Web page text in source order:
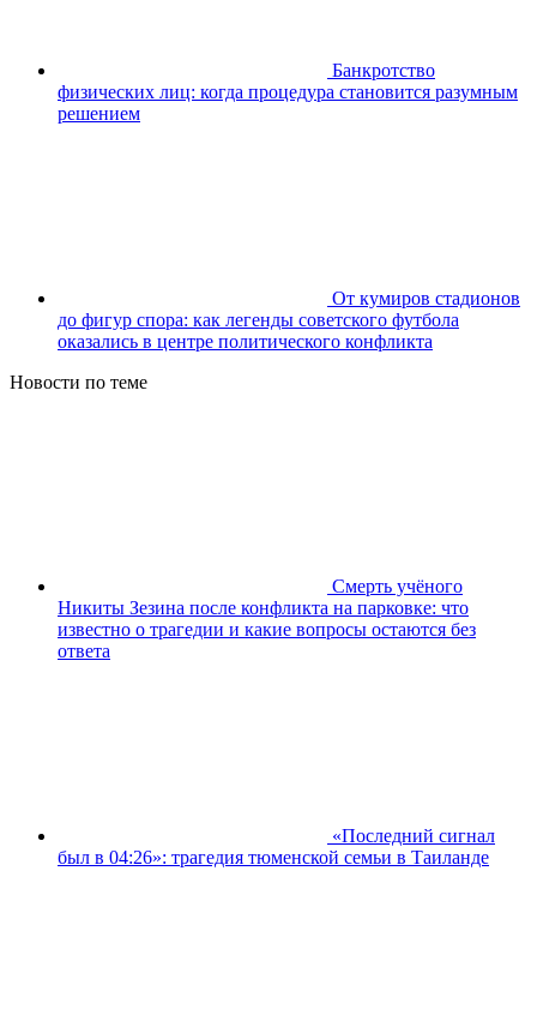
Банкротство
физических лиц: когда процедура становится разумным
решением
От кумиров стадионов
до фигур спора: как легенды советского футбола
оказались в центре политического конфликта
Новости по теме
Смерть учёного
Никиты Зезина после конфликта на парковке: что
известно о трагедии и какие вопросы остаются без
ответа
«Последний сигнал
был в 04:26»: трагедия тюменской семьи в Таиланде